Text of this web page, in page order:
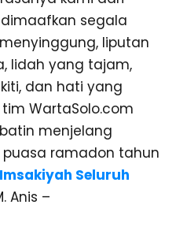
segala
liputan
lidah yang tajam,
dan hati yang
WartaSolo.com
menjelang
ramadon tahun
Seluruh
Anis –